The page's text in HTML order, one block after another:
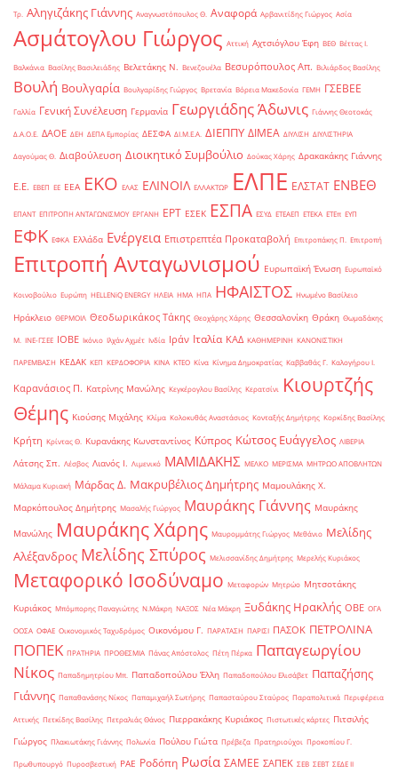
Τρ. Αληγιζάκης Γιάννης Αναγνωστόπουλος Θ. Αναφορά Αρβανιτίδης Γιώργος Ασία
Ασμάτογλου Γιώργος Αττική Αχτσιόγλου Έφη ΒΕΘ Βέττας Ι.
Βαλκάνια Βασίλης Βασιλειάδης Βελετάκης Ν. Βενεζουέλα Βεσυρόπουλος Απ. Βιλιάρδος Βασίλης
Βουλή Βουλγαρία Βουλγαρίδης Γιώργος Βρετανία Βόρεια Μακεδονία ΓΕΜΗ ΓΣΕΒΕΕ
Γαλλία Γενική Συνέλευση Γερμανία Γεωργιάδης Άδωνις Γιάννης Θεοτοκάς
Δ.Α.Ο.Ε. ΔΑΟΕ ΔΕΗ ΔΕΠΑ Εμπορίας ΔΕΣΦΑ ΔΙ.Μ.Ε.Α. ΔΙΕΠΠΥ ΔΙΜΕΑ ΔΙΥΛΙΣΗ ΔΙΥΛΙΣΤΗΡΙΑ
Δαγούμας Θ. Διαβούλευση Διοικητικό Συμβούλιο Δούκας Χάρης Δρακακάκης Γιάννης
Ε.Ε. ΕΒΕΠ ΕΕ ΕΕΑ ΕΚΟ ΕΛΑΣ ΕΛΙΝΟΙΛ ΕΛΛΑΚΤΩΡ ΕΛΠΕ ΕΛΣΤΑΤ ΕΝΒΕΘ
ΕΠΑΝΤ ΕΠΙΤΡΟΠΗ ΑΝΤΑΓΩΝΙΣΜΟΥ ΕΡΓΑΝΗ ΕΡΤ ΕΣΕΚ ΕΣΠΑ ΕΣΥΔ ΕΤΕΑΕΠ ΕΤΕΚΑ ΕΤΕπ ΕΥΠ
ΕΦΚ ΕΦΚΑ Ελλάδα Ενέργεια Επιστρεπτέα Προκαταβολή Επιτροπάκης Π. Επιτροπή
Επιτροπή Ανταγωνισμού Ευρωπαϊκή Ένωση Ευρωπαϊκό
Κοινοβούλιο Ευρώπη ΗELLENiQ ENERGY ΗΛΕΙΑ ΗΜΑ ΗΠΑ ΗΦΑΙΣΤΟΣ Ηνωμένο Βασίλειο
Ηράκλειο ΘΕΡΜΟΙΛ Θεοδωρικάκος Τάκης Θεοχάρης Χάρης Θεσσαλονίκη Θράκη Θωμαδάκης
Μ. ΙΝΕ-ΓΣΕΕ ΙΟΒΕ Ικόνιο Ιλχάν Αχμέτ Ινδία Ιράν Ιταλία ΚΑΔ ΚΑΘΗΜΕΡΙΝΗ ΚΑΝΟΝΙΣΤΙΚΗ
ΠΑΡΕΜΒΑΣΗ ΚΕΔΑΚ ΚΕΠ ΚΕΡΔΟΦΟΡΙΑ ΚΙΝΑ ΚΤΕΟ Κίνα Κίνημα Δημοκρατίας Καββαθάς Γ. Καλογήρου Ι.
Καρανάσιος Π. Κατρίνης Μανώλης Κεγκέρογλου Βασίλης Κερατσίνι
Κιουρτζής
Θέμης Κιούσης Μιχάλης Κλίμα Κολοκυθάς Αναστάσιος Κονταξής Δημήτρης Κορκίδης Βασίλης
Κρήτη Κρίντας Θ. Κυρανάκης Κωνσταντίνος Κύπρος Κώτσος Ευάγγελος ΛΙΒΕΡΙΑ
Λάτσης Σπ. Λέσβος Λιανός Ι. Λιμενικό ΜΑΜΙΔΑΚΗΣ ΜΕΛΚΟ ΜΕΡΙΣΜΑ ΜΗΤΡΩΟ ΑΠΟΒΛΗΤΩΝ
Μάλαμα Κυριακή Μάρδας Δ. Μακρυβέλιος Δημήτρης Μαμουλάκης Χ.
Μαρκόπουλος Δημήτρης Μασαλής Γιώργος Μαυράκης Γιάννης Μαυράκης
Μανώλης Μαυράκης Χάρης Μαυρομμάτης Γιώργος Μεθάνιο Μελίδης
Αλέξανδρος Μελίδης Σπύρος Μελισσανίδης Δημήτρης Μερελής Κυριάκος
Μεταφορικό Ισοδύναμο Μεταφορών Μητρώο Μητσοτάκης
Κυριάκος Μπόμπορης Παναγιώτης Ν.Μάκρη ΝΑΞΟΣ Νέα Μάκρη Ξυδάκης Ηρακλής ΟΒΕ ΟΓΑ
ΟΟΣΑ ΟΦΑΕ Οικονομικός Ταχυδρόμος Οικονόμου Γ. ΠΑΡΑΤΑΣΗ ΠΑΡΙΣΙ ΠΑΣΟΚ ΠΕΤΡΟΛΙΝΑ
ΠΟΠΕΚ ΠΡΑΤΗΡΙΑ ΠΡΟΘΕΣΜΙΑ Πάνας Απόστολος Πέτη Πέρκα Παπαγεωργίου
Νίκος Παπαδημητρίου Μπ. Παπαδοπούλου Έλλη Παπαδοπούλου Ελισάβετ Παπαζήσης
Γιάννης Παπαθανάσης Νίκος Παπαμιχαήλ Σωτήρης Παπασταύρου Σταύρος Παραπολιτικά Περιφέρεια
Αττικής Πετκίδης Βασίλης Πετραλιάς Θάνος Πιερρακάκης Κυριάκος Πιστωτικές κάρτες Πιτσιλής
Γιώργος Πλακιωτάκης Γιάννης Πολωνία Πούλου Γιώτα Πρέβεζα Πρατηριούχοι Προκοπίου Γ.
Πρωθυπουργό Πυροσβεστική ΡΑΕ Ροδόπη Ρωσία ΣΑΜΕΕ ΣΑΠΕΚ ΣΕΒ ΣΕΒΤ ΣΕΔΕ ΙΙ